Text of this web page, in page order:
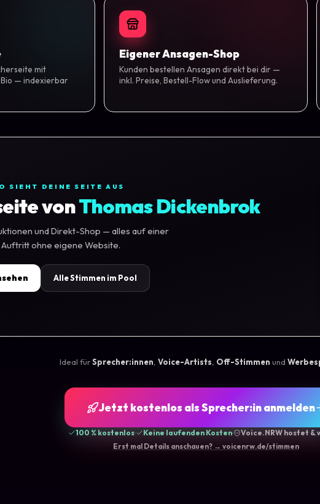
mit
— indexierbar
Eigener Ansagen-Shop
Kunden bestellen Ansagen direkt bei dir —
inkl. Preise, Bestell-Flow und Auslieferung.
SIEHT DEINE SEITE AUS
vonThomas Dickenbrok
und Direkt-Shop — alles auf einer
ohne eigene Website.
Alle Stimmen im Pool
Ideal fürSprecher:innen Voice-Artists Off-Stimmen und
Jetzt kostenlos als Sprecher:in anmelden
100 % kostenlos· Keine laufenden Kosten·
Voice.NRW hostet &
Erst mal Details anschauen? → voicenrw.de/stimmen